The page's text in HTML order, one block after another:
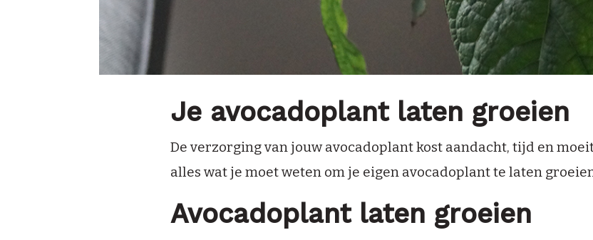
Je avocadoplant laten groeien
De verzorging van jouw avocadoplant kost aandacht, tijd en
alles wat je moet weten om je eigen avocadoplant te laten
Avocadoplant laten groeien